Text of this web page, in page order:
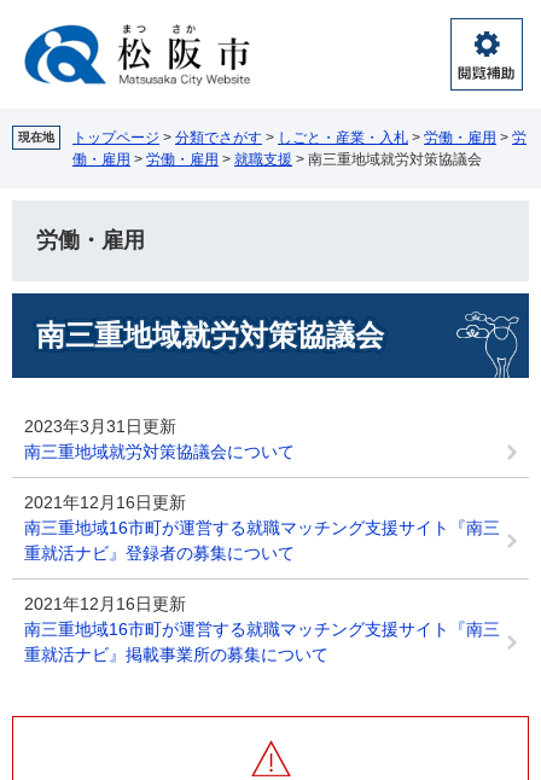
へ
閲
覧
助
現在地 トップページ > 分類でさがす > しごと・産業・入札 > 労働・雇用 > 労
働・雇用 > 労働・雇用 > 就職支援 > 南三重地域就労対策協議会
労働・雇用
南三重地域就労対策協議会
2023年3月31日更新
南三重地域就労対策協議会について
2021年12月16日更新
南三重地域16市町が運営する就職マッチング支援サイト『南三
重就活ナビ』登録者の募集について
2021年12月16日更新
南三重地域16市町が運営する就職マッチング支援サイト『南三
重就活ナビ』掲載事業所の募集について